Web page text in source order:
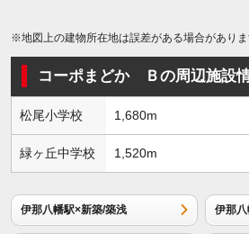
※地図上の建物所在地は誤差がある場合があり
コーポまどか Ｂの周辺施設
松尾小学校 1,680m
緑ヶ丘中学校 1,520m
伊那八幡駅×新築/築浅 伊那